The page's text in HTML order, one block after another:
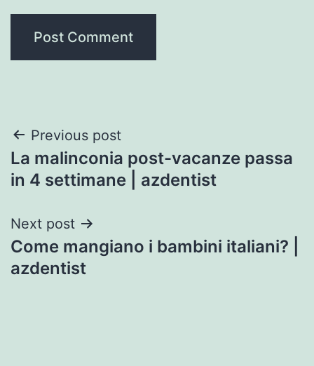
Post
navigation
Previous post
La malinconia post-vacanze passa
in 4 settimane | azdentist
Next post
Come mangiano i bambini italiani? |
azdentist